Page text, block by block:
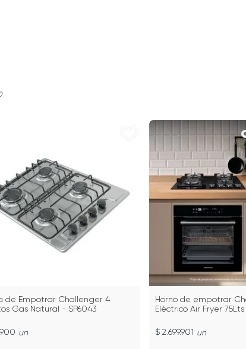
de Empotrar Challenger 4
Gas Natural - SP6043
un
Horno de empotrar
Eléctrico Air Fryer 75Lts
$ 2.699.901 un